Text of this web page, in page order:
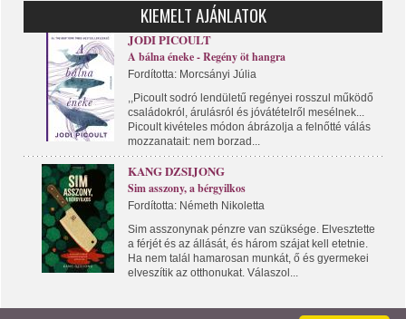
KIEMELT AJÁNLATOK
JODI PICOULT
A bálna éneke - Regény öt hangra
Fordította: Morcsányi Júlia
,,Picoult sodró lendületű regényei rosszul működő
családokról, árulásról és jóvátételről mesélnek...
Picoult kivételes módon ábrázolja a felnőtté válás
mozzanatait: nem borzad...
KANG DZSIJONG
Sim asszony, a bérgyilkos
Fordította: Németh Nikoletta
Sim asszonynak pénzre van szüksége. Elvesztette
a férjét és az állását, és három szájat kell etetnie.
Ha nem talál hamarosan munkát, ő és gyermekei
elveszítik az otthonukat. Válaszol...